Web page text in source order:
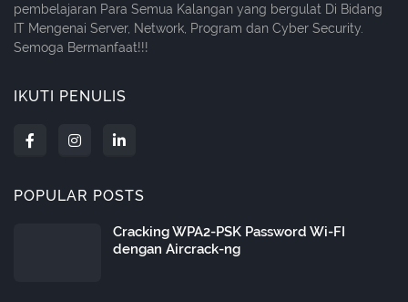
pembelajaran Para Semua Kalangan yang bergulat Di Bidang
IT Mengenai Server, Network, Program dan Cyber Security.
Semoga Bermanfaat!!!
IKUTI PENULIS
POPULAR POSTS
Cracking WPA2-PSK Password Wi-FI
dengan Aircrack-ng